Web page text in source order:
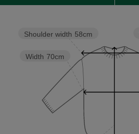
Width 70cm
Shoulder width 58cm